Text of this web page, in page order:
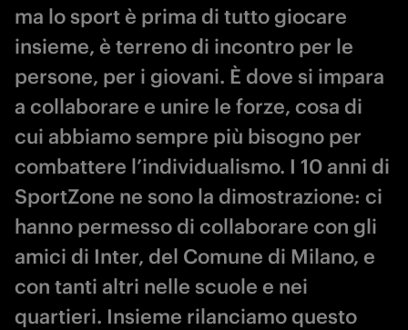
ma lo sport è prima di tutto giocare
insieme, è terreno di incontro per le
persone, per i giovani. È dove si impara
a collaborare e unire le forze, cosa di
cui abbiamo sempre più bisogno per
combattere l’individualismo. I 10 anni di
SportZone ne sono la dimostrazione: ci
hanno permesso di collaborare con gli
amici di Inter, del Comune di Milano, e
con tanti altri nelle scuole e nei
quartieri. Insieme rilanciamo questo